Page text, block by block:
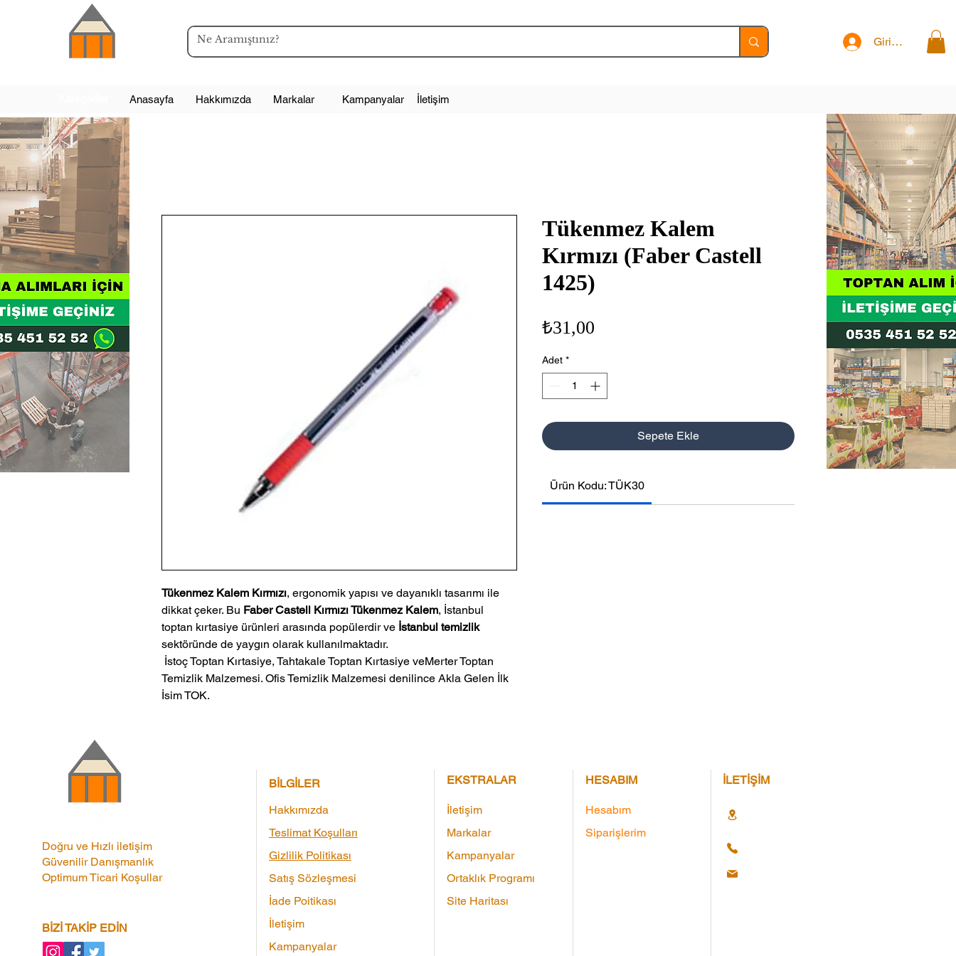
Giriş Yap
Anasayfa Hakkımızda Markalar Kampanyalar İletişim
Tükenmez Kalem Kırmızı, ergonomik yapısı ve dayanıklı tasarımı ile
dikkat çeker. Bu Faber Castell Kırmızı Tükenmez Kalem, İstanbul
toptan kırtasiye ürünleri arasında popülerdir ve İstanbul temizlik
sektöründe de yaygın olarak kullanılmaktadır.
Temizlik Malzemesi. Ofis Temizlik Malzemesi denilince Akla Gelen İlk
İsim TOK.
Tükenmez Kalem
Kırmızı (Faber Castell
1425)
₺31,00
Adet *
Sepete Ekle
Ürün Kodu: TÜK30
Doğru ve Hızlı iletişim
Güvenilir Danışmanlık
Optimum Ticari Koşullar
BİZİ TAKİP EDİN
BİLGİLER
Hakkımızda
Teslimat Koşulları
Gizlilik Politikası
Satış Sözleşmesi
İade Poitikası
İletişim
Kampanyalar
EKSTRALAR
İletişim
Markalar
Kampanyalar
Ortaklık Programı
Site Haritası
HESABIM
Hesabım
Siparişlerim
İLETİŞİM